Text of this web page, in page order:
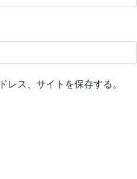
レス、サイトを保存する。